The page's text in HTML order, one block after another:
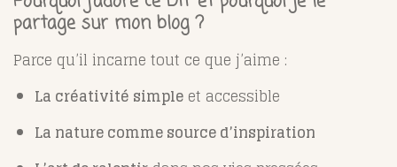
partage sur mon blog ?
Parce qu’il incarne tout ce que j’aime :
La créativité simple et accessible
La nature comme source d’inspiration